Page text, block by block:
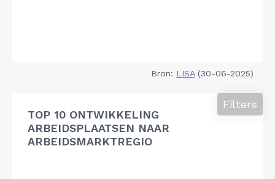
Bron: LISA(30-06-2025)
TOP 10 ONTWIKKELING
ARBEIDSPLAATSEN NAAR
ARBEIDSMARKTREGIO
Filters